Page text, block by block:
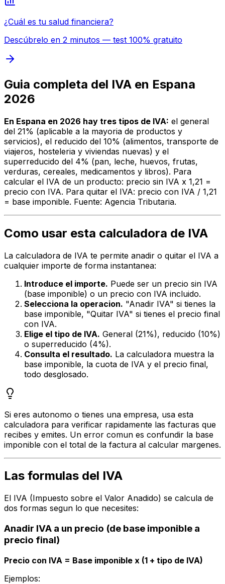
¿Cuál es tu salud financiera?
Descúbrelo en 2 minutos — test 100% gratuito
Guia completa del IVA en Espana
2026
En Espana en 2026 hay tres tipos de IVA: el general
del 21% (aplicable a la mayoria de productos y
servicios), el reducido del 10% (alimentos, transporte de
viajeros, hosteleria y viviendas nuevas) y el
superreducido del 4% (pan, leche, huevos, frutas,
verduras, cereales, medicamentos y libros). Para
calcular el IVA de un producto: precio sin IVA x 1,21 =
precio con IVA. Para quitar el IVA: precio con IVA / 1,21
= base imponible. Fuente: Agencia Tributaria.
Como usar esta calculadora de IVA
La calculadora de IVA te permite anadir o quitar el IVA a
cualquier importe de forma instantanea:
Introduce el importe. Puede ser un precio sin IVA
(base imponible) o un precio con IVA incluido.
Selecciona la operacion. "Anadir IVA" si tienes la
base imponible, "Quitar IVA" si tienes el precio final
con IVA.
Elige el tipo de IVA. General (21%), reducido (10%)
o superreducido (4%).
Consulta el resultado. La calculadora muestra la
base imponible, la cuota de IVA y el precio final,
todo desglosado.
Si eres autonomo o tienes una empresa, usa esta
calculadora para verificar rapidamente las facturas que
recibes y emites. Un error comun es confundir la base
imponible con el total de la factura al calcular margenes.
Las formulas del IVA
El IVA (Impuesto sobre el Valor Anadido) se calcula de
dos formas segun lo que necesites:
Anadir IVA a un precio (de base imponible a
precio final)
Precio con IVA = Base imponible x (1 + tipo de IVA)
Ejemplos: